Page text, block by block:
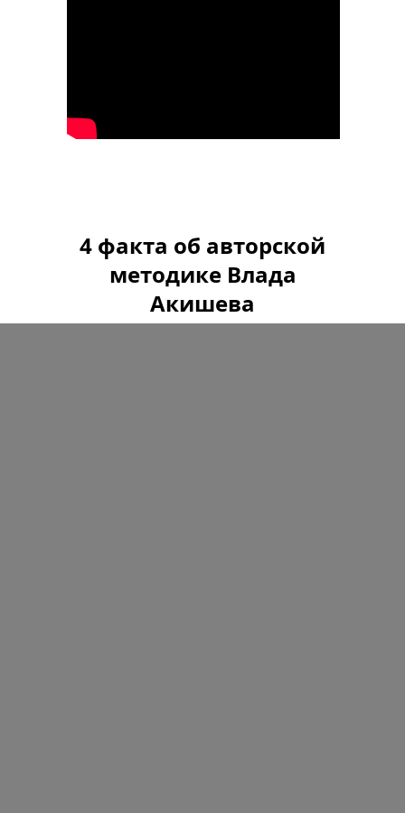
4 факта об авторской
методике Влада
Акишева